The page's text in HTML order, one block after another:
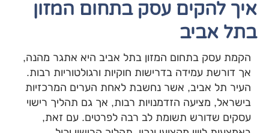
להקים עסק בתחום המזון
אביב
עסק בתחום המזון בתל אביב היא אתגר מהנה,
דורשת עמידה בדרישות חוקיות ורגולטוריות רבות.
תל אביב, אשר נחשבת לאחת הערים המרכזיות
מציעה הזדמנויות רבות, אך גם תהליך רישוי
שדורש תשומת לב רבה לפרטים. עם זאת,